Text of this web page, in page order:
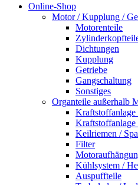
Online-Shop
Motor / Kupplung /
Motorenteile
Dichtungen
Kupplung
Getriebe
Gangschaltung
Sonstiges
Organteile außerhalb
Kraftstoffanlage
Kraftstoffanlage
Keilriemen /
Filter
Kühlsystem /
Auspuffteile